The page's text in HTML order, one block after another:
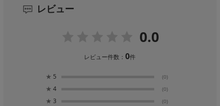
レビュー
0.0
レビュー件数：0件
★ 5 (0)
★ 4 (0)
★ 3 (0)